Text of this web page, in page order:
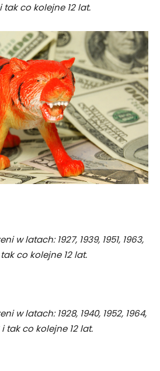
i tak co kolejne 12 lat.
w latach: 1927, 1939, 1951, 1963,
i tak co kolejne 12 lat.
w latach: 1928, 1940, 1952, 1964,
i tak co kolejne 12 lat.